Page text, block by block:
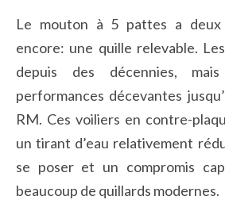
Le mouton à 5 pattes a deux
encore: une quille relevable. Les
depuis des décennies,
performances décevantes
RM. Ces voiliers en contre-
un tirant d’eau relativement
se poser et un compromis
beaucoup de quillards modernes.